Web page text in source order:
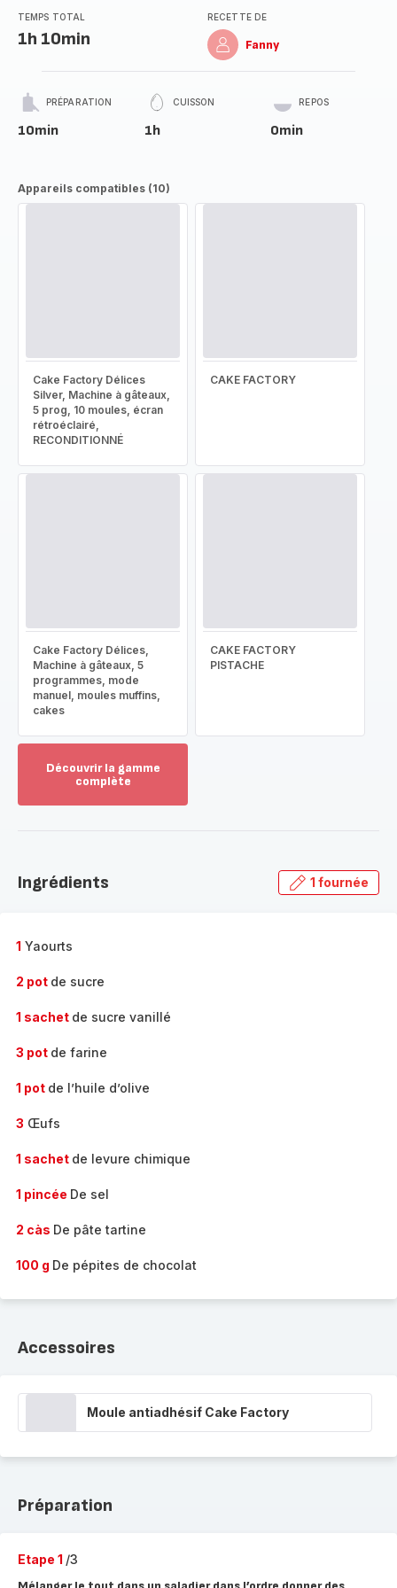
TEMPS TOTAL
1h 10min
RECETTE DE
Fanny
PRÉPARATION
10min
CUISSON
1h
REPOS
0min
Appareils compatibles (10)
Cake Factory Délices
Silver, Machine à gâteaux,
5 prog, 10 moules, écran
rétroéclairé,
RECONDITIONNÉ
CAKE FACTORY
Cake Factory Délices,
Machine à gâteaux, 5
programmes, mode
manuel, moules muffins,
cakes
CAKE FACTORY
PISTACHE
Découvrir la gamme
complète
gamme
Ingrédients 1 fournée
1 Yaourts
2 pot de sucre
1 sachet de sucre vanillé
3 pot de farine
1 pot de l’huile d’olive
3 Œufs
1 sachet de levure chimique
1 pincée De sel
2 càs De pâte tartine
100 g De pépites de chocolat
Accessoires
Moule antiadhésif Cake Factory
Préparation
Etape 1 /3